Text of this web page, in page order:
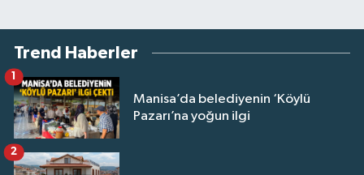
Trend Haberler
Manisa’da belediyenin ‘Köylü
Pazarı’na yoğun ilgi
2